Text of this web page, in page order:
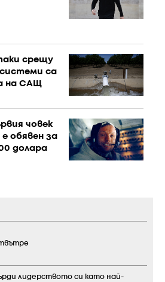
срещу
са
на САЩ
човек
обявен за
долара
лидерството си като най-